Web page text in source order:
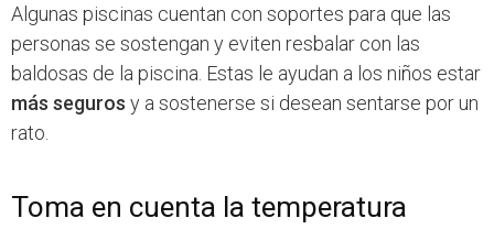
Algunas piscinas cuentan con soportes para que las
personas se sostengan y eviten resbalar con las
baldosas de la piscina. Estas le ayudan a los niños estar
más seguros y a sostenerse si desean sentarse por un
rato.
Toma en cuenta la temperatura